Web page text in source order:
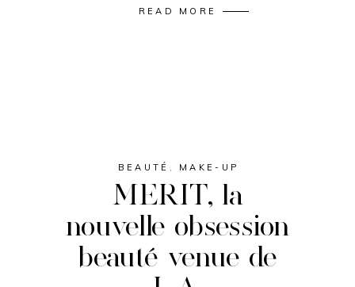
READ MORE
BEAUTÉ , MAKE-UP
MERIT, la
nouvelle obsession
beauté venue de